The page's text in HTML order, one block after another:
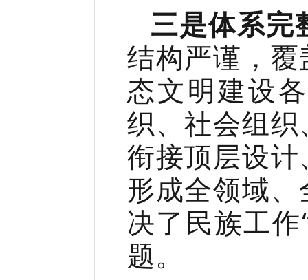
三是体系完
结构严谨，
态文明建设
织、社会组
衔接顶层设
形成全领域
决了民族工
题。